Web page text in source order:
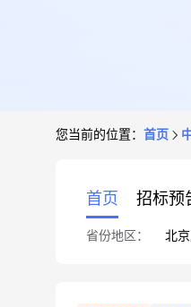
您当前的位置： 首页
首页 招标预
省份地区： 北京